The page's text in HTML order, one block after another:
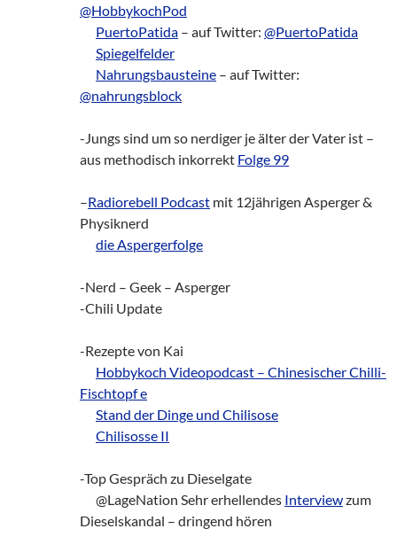
@HobbykochPod
PuertoPatida – auf Twitter: @PuertoPatida
Spiegelfelder
Nahrungsbausteine – auf Twitter:
@nahrungsblock
-Jungs sind um so nerdiger je älter der Vater ist –
aus methodisch inkorrekt Folge 99
–Radiorebell Podcast mit 12jährigen Asperger &
Physiknerd
die Aspergerfolge
-Nerd – Geek – Asperger
-Chili Update
-Rezepte von Kai
Hobbykoch Videopodcast – Chinesischer Chilli-
Fischtopf e
Stand der Dinge und Chilisose
Chilisosse II
-Top Gespräch zu Dieselgate
@LageNation Sehr erhellendes Interviewzum
Dieselskandal – dringend hören